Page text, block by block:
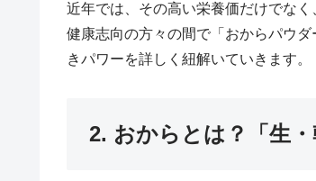
近年では、その高い栄養価だけでな
健康志向の方々の間で「おからパウ
きパワーを詳しく紐解いていきます。
2. おからとは？「生